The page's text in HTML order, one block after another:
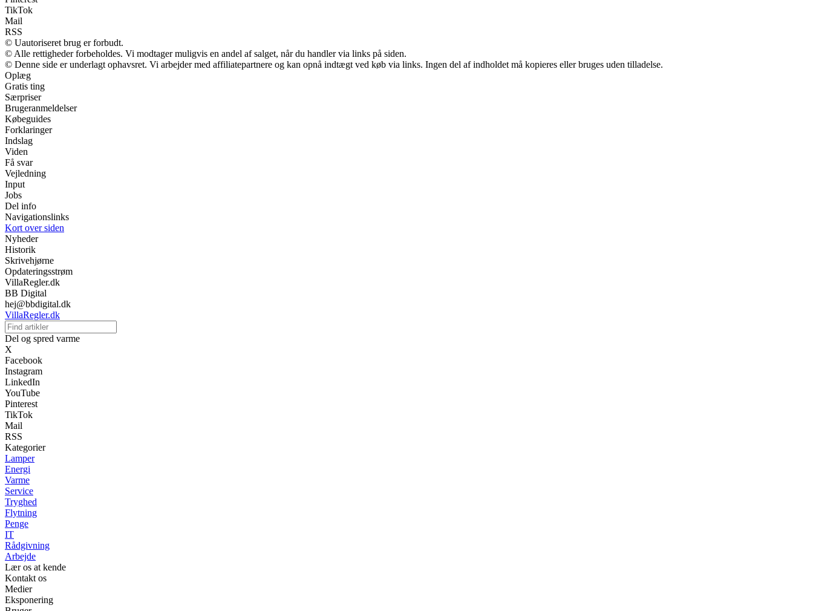
TikTok
Mail
RSS
© Uautoriseret brug er forbudt.
© Alle rettigheder forbeholdes. Vi modtager muligvis en andel af salget, når du handler via links på siden.
© Denne side er underlagt ophavsret. Vi arbejder med affiliatepartnere og kan opnå indtægt ved køb via links. Ingen del af indholdet må kopieres eller bruges uden tilladelse.
Oplæg
Gratis ting
Særpriser
Brugeranmeldelser
Købeguides
Forklaringer
Indslag
Viden
Få svar
Vejledning
Input
Jobs
Del info
Navigationslinks
Kort over siden
Nyheder
Historik
Skrivehjørne
Opdateringsstrøm
VillaRegler.dk
BB Digital
hej@bbdigital.dk
VillaRegler.dk
Del og spred varme
X
Facebook
Instagram
LinkedIn
YouTube
Pinterest
TikTok
Mail
RSS
Kategorier
Lamper
Energi
Varme
Service
Tryghed
Flytning
Penge
IT
Rådgivning
Arbejde
Lær os at kende
Kontakt os
Medier
Eksponering